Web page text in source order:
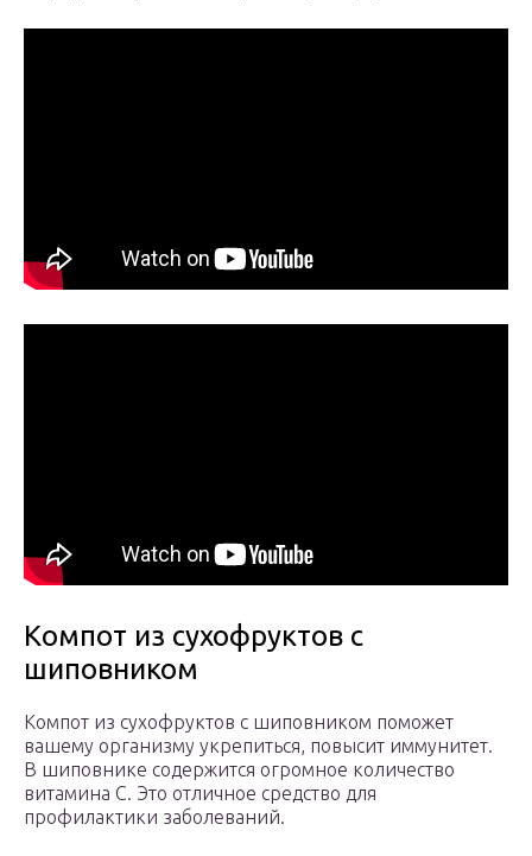
Компот из сухофруктов с
шиповником
Компот из сухофруктов с шиповником поможет
вашему организму укрепиться, повысит иммунитет.
В шиповнике содержится огромное количество
витамина С. Это отличное средство для
профилактики заболеваний.